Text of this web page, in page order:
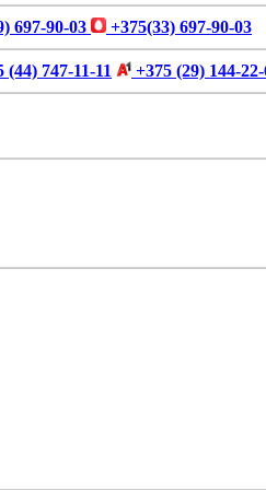
697-90-03 +375(33) 697-90-03
(44) 747-11-11 +375 (29) 144-